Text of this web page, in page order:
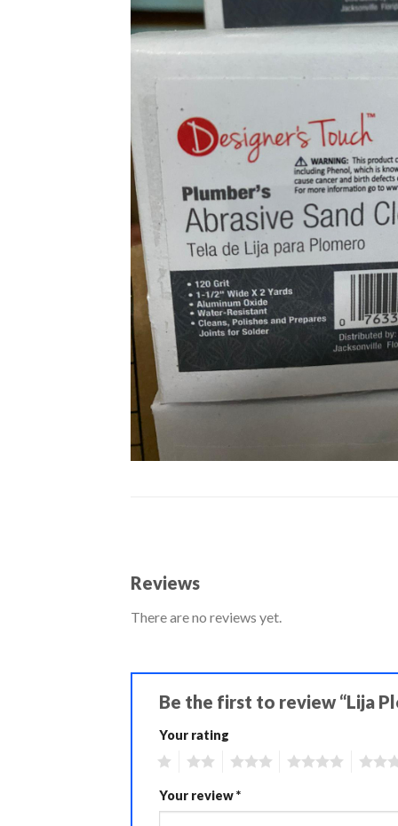
Reviews
There are no reviews yet.
Be the first to review “Lija
Your rating
Your review*